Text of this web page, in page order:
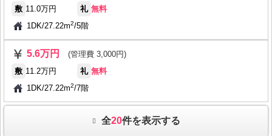
敷 11.0万円 礼 無料
1DK/27.22m2/5階
5.6万円
(管理費 3,000円)
敷 11.2万円 礼 無料
1DK/27.22m2/7階
全20件を表示する